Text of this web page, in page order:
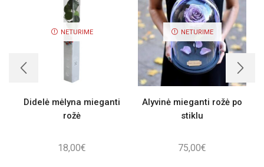
NETURIME
Didelė mėlyna mieganti
rožė
18,00€
NETURIME
Alyvinė mieganti rožė po
stiklu
75,00€